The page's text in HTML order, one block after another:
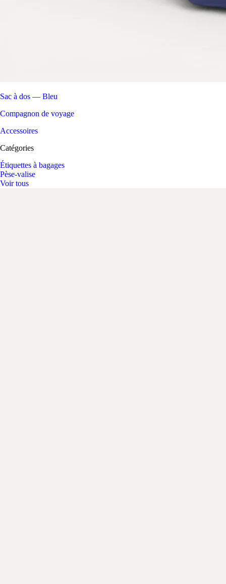
Sac à dos — Bleu
Compagnon de voyage
Accessoires
Catégories
Étiquettes à bagages
Pèse-valise
Voir tous